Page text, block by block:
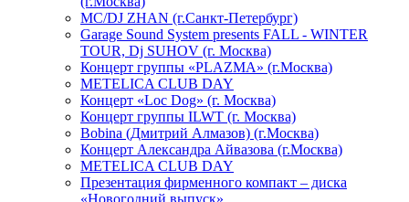
МС/DJ ZHAN (г.Санкт-Петербург)
Garage Sound System presents FALL - WINTER
TOUR, Dj SUHOV (г. Москва)
Концерт группы «PLAZMA» (г.Москва)
METELICA CLUB DAY
Концерт «Loc Dog» (г. Москва)
Концерт группы ILWT (г. Москва)
Bobina (Дмитрий Алмазов) (г.Москва)
Концерт Александра Айвазова (г.Москва)
METELICA CLUB DAY
Презентация фирменного компакт – диска
«Новогодний выпуск»